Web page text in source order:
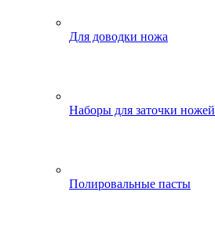
Для доводки ножа
Наборы для заточки ножей
Полировальные пасты